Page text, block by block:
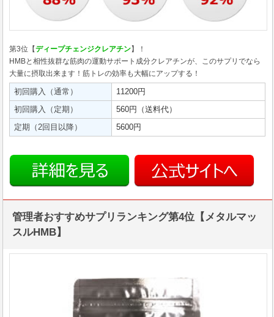
第3位【ディープチェンジクレアチン】！
HMBと相性抜群な筋肉の運動サポート成分クレアチンが、このサプリでなら
大量に摂取出来ます！筋トレの効率も大幅にアップする！
初回購入（通常）
11200円
初回購入（定期）
560円（送料代）
定期（2回目以降）
5600円
管理者おすすめサプリランキング第4位【メタルマッ
スルHMB】